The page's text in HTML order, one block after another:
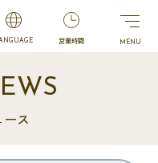
営業時間
ス